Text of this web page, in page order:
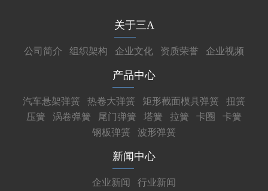
关于三A
公司简介 组织架构 企业文化 资质荣誉 企业视频
产品中心
汽车悬架弹簧 热卷大弹簧 矩形截面模具弹簧
扭簧
压簧
涡卷弹簧 尾门弹簧 塔簧 拉簧 卡圈
卡簧
钢板弹簧
波形弹簧
新闻中心
企业新闻 行业新闻